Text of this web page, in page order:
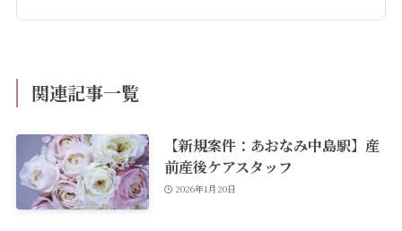
関連記事一覧
【新規案件：あおなみ中島駅】産
前産後ケアスタッフ
2026年1月20日